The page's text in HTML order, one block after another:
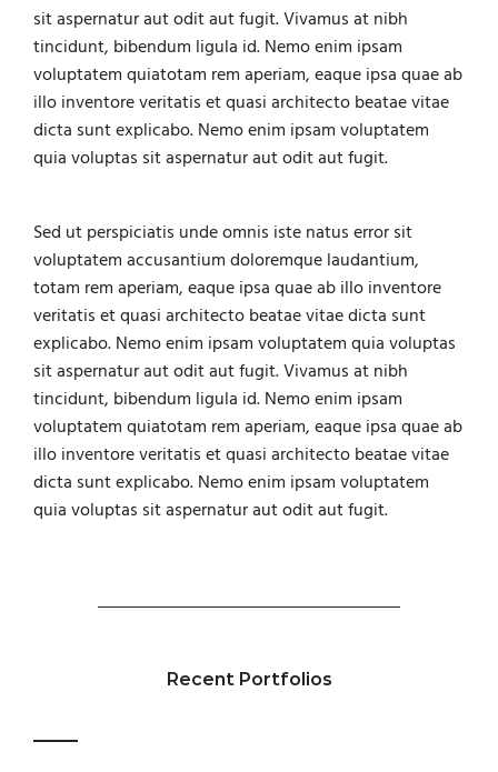
sit aspernatur aut odit aut fugit. Vivamus at nibh
tincidunt, bibendum ligula id. Nemo enim ipsam
voluptatem quiatotam rem aperiam, eaque ipsa quae ab
illo inventore veritatis et quasi architecto beatae vitae
dicta sunt explicabo. Nemo enim ipsam voluptatem
quia voluptas sit aspernatur aut odit aut fugit.
Sed ut perspiciatis unde omnis iste natus error sit
voluptatem accusantium doloremque laudantium,
totam rem aperiam, eaque ipsa quae ab illo inventore
veritatis et quasi architecto beatae vitae dicta sunt
explicabo. Nemo enim ipsam voluptatem quia voluptas
sit aspernatur aut odit aut fugit. Vivamus at nibh
tincidunt, bibendum ligula id. Nemo enim ipsam
voluptatem quiatotam rem aperiam, eaque ipsa quae ab
illo inventore veritatis et quasi architecto beatae vitae
dicta sunt explicabo. Nemo enim ipsam voluptatem
quia voluptas sit aspernatur aut odit aut fugit.
Recent Portfolios